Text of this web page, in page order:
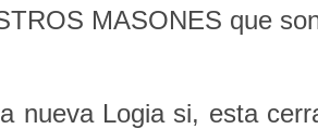
MASONES que
nueva Logia si, esta